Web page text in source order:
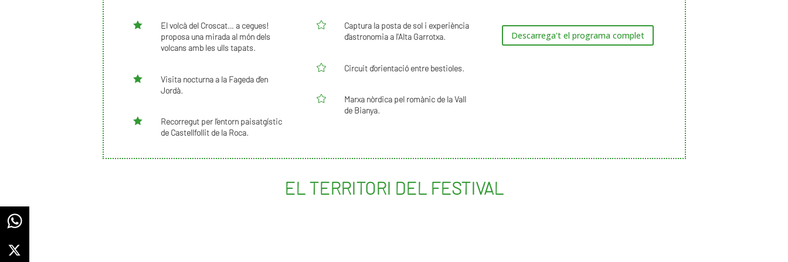

El volcà del Croscat… a cegues!
proposa una mirada al món dels
volcans amb les ulls tapats.

Visita nocturna a la Fageda d’en
Jordà.

Recorregut per l’entorn paisatgístic
de Castellfollit de la Roca.

Captura la posta de sol i experiència
d’astronomia a l'Alta Garrotxa.
 Circuit d’orientació entre bestioles.

Marxa nòrdica pel romànic de la Vall
de Bianya.
Descarrega't el programa complet
EL TERRITORI DEL FESTIVAL